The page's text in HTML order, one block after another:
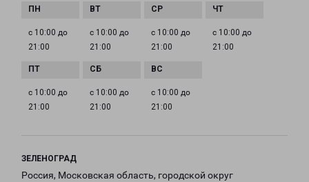
с 10:00 до
21:00
с 10:00 до
21:00
с 10:00 до
21:00
с 10:00 до
21:00
с 10:00 до
21:00
с 10:00 до
21:00
с 10:00 до
21:00
ЗЕЛЕНОГРАД
Россия, Московская область, городской округ